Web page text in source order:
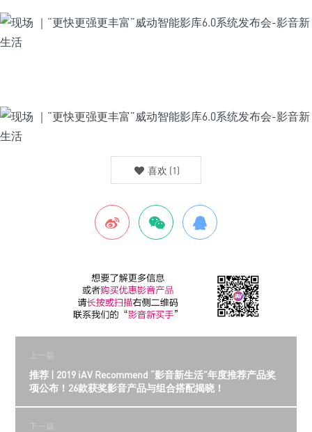
喜欢 (1)
上一篇
推荐 | 2019 iAV Recommend “影音新生活”年度推荐产品奖
项公布！26款获奖影音产品与组合搭配揭晓！
下一篇